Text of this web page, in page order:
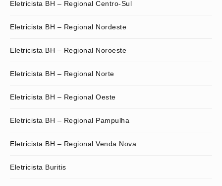
Eletricista BH – Regional Centro-Sul
Eletricista BH – Regional Nordeste
Eletricista BH – Regional Noroeste
Eletricista BH – Regional Norte
Eletricista BH – Regional Oeste
Eletricista BH – Regional Pampulha
Eletricista BH – Regional Venda Nova
Eletricista Buritis